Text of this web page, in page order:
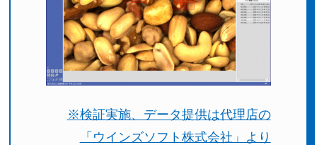
※検証実施、データ提供は代理店の
「ウインズソフト株式会社」より